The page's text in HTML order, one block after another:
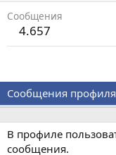
Сообщения
4.657
Сообщения профиля
В профиле
сообщения.